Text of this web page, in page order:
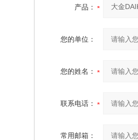
产品：
您的单位：
您的姓名：
联系电话：
常用邮箱：